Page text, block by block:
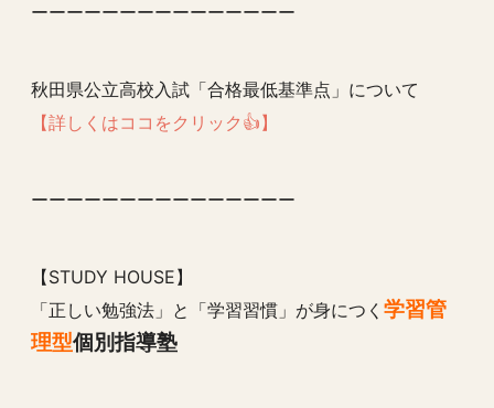
ーーーーーーーーーーーーーーー
秋田県公立高校入試「合格最低基準点」について
【詳しくはココをクリック👍】
ーーーーーーーーーーーーーーー
【STUDY HOUSE】
「正しい勉強法」と「学習習慣」が身につく 学習管
理型個別指導塾